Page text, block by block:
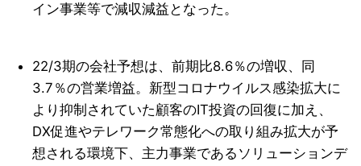
イン事業等で減収減益となった。
22/3期の会社予想は、前期比8.6％の増収、同
3.7％の営業増益。新型コロナウイルス感染拡大に
より抑制されていた顧客のIT投資の回復に加え、
DX促進やテレワーク常態化への取り組み拡大が予
想される環境下、主力事業であるソリューションデ